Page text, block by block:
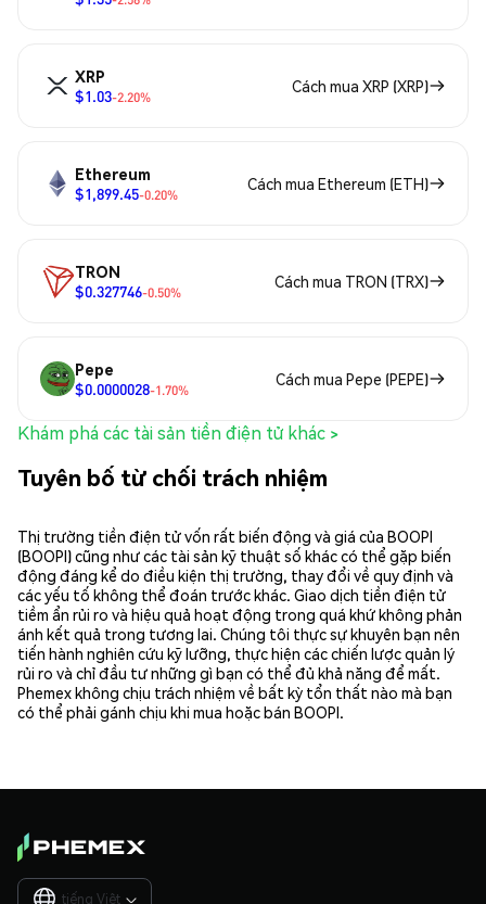
XRP
$1.03-2.20%
Cách mua XRP (XRP)
Ethereum
$1,899.45-0.20%
Cách mua Ethereum (ETH)
TRON
$0.327746-0.50%
Cách mua TRON (TRX)
Pepe
$0.0000028-1.70%
Cách mua Pepe (PEPE)
Khám phá các tài sản tiền điện tử khác >
Tuyên bố từ chối trách nhiệm
Thị trường tiền điện tử vốn rất biến động và giá của BOOPI
(BOOPI) cũng như các tài sản kỹ thuật số khác có thể gặp biến
động đáng kể do điều kiện thị trường, thay đổi về quy định và
các yếu tố không thể đoán trước khác. Giao dịch tiền điện tử
tiềm ẩn rủi ro và hiệu quả hoạt động trong quá khứ không phản
ánh kết quả trong tương lai. Chúng tôi thực sự khuyên bạn nên
tiến hành nghiên cứu kỹ lưỡng, thực hiện các chiến lược quản lý
rủi ro và chỉ đầu tư những gì bạn có thể đủ khả năng để mất.
Phemex không chịu trách nhiệm về bất kỳ tổn thất nào mà bạn
có thể phải gánh chịu khi mua hoặc bán BOOPI.
tiếng Việt 